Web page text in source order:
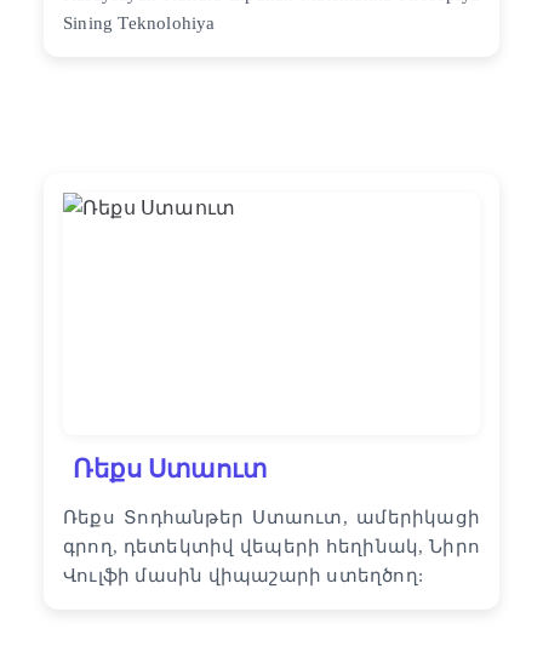
Sining Teknolohiya
Ռեքս Ստաուտ
Ռեքս Տոդհանթեր Ստաուտ, ամերիկացի
գրող, դետեկտիվ վեպերի հեղինակ, Նիրո
Վուլֆի մասին վիպաշարի ստեղծող: